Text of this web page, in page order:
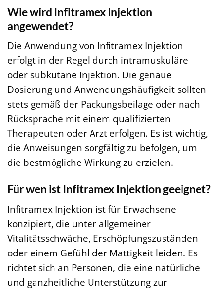
Wie wird Infitramex Injektion
angewendet?
Die Anwendung von Infitramex Injektion
erfolgt in der Regel durch intramuskuläre
oder subkutane Injektion. Die genaue
Dosierung und Anwendungshäufigkeit sollten
stets gemäß der Packungsbeilage oder nach
Rücksprache mit einem qualifizierten
Therapeuten oder Arzt erfolgen. Es ist wichtig,
die Anweisungen sorgfältig zu befolgen, um
die bestmögliche Wirkung zu erzielen.
Für wen ist Infitramex Injektion geeignet?
Infitramex Injektion ist für Erwachsene
konzipiert, die unter allgemeiner
Vitalitätsschwäche, Erschöpfungszuständen
oder einem Gefühl der Mattigkeit leiden. Es
richtet sich an Personen, die eine natürliche
und ganzheitliche Unterstützung zur